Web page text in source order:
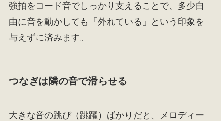
強拍をコード音でしっかり支えることで、多少自
由に音を動かしても「外れている」という印象を
与えずに済みます。
つなぎは隣の音で滑らせる
大きな音の跳び（跳躍）ばかりだと、メロディー